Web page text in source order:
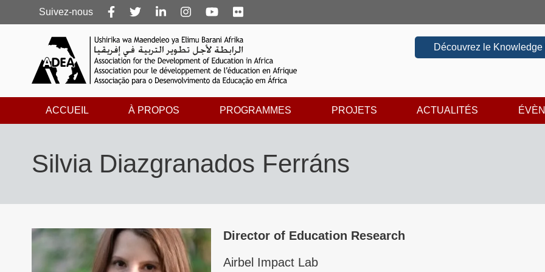
Follow
us
Suivez-nous
Découvrez le Knowledge
ACCUEIL À PROPOS PROGRAMMES PROJETS ACTUALITÉS
Silvia Diazgranados Ferráns
Director of Education Research
Airbel Impact Lab